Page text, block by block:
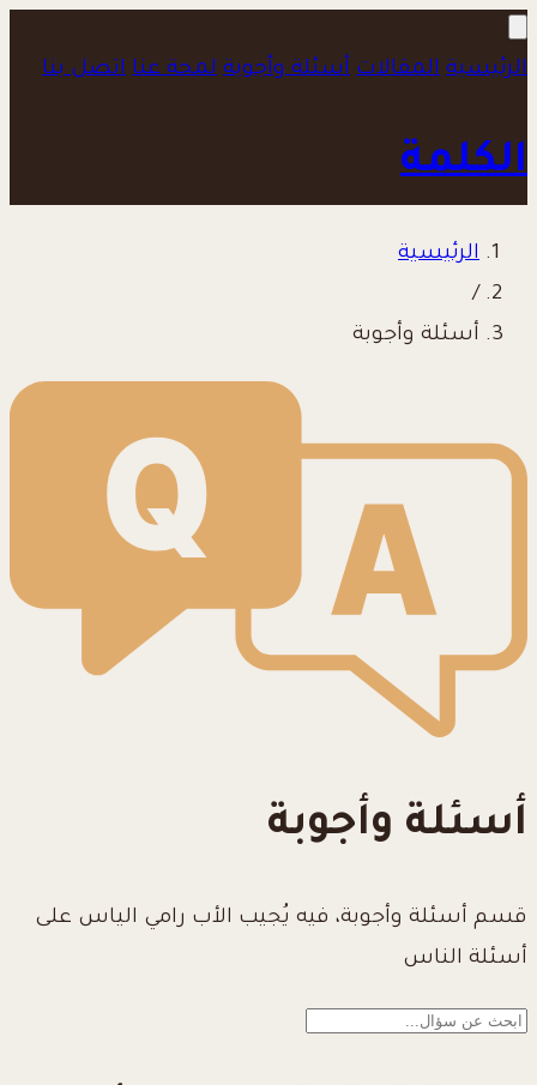
الرئيسية المقالات أسئلة وأجوبة لمحة عنا اتصل بنا
الكلمة
الرئيسية
/
أسئلة وأجوبة
أسئلة وأجوبة
قسم أسئلة وأجوبة، فيه يُجيب الأب رامي الياس على
أسئلة الناس